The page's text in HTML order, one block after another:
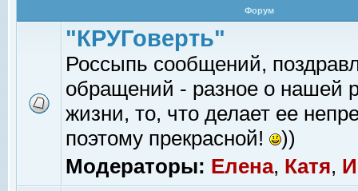
Форум
"КРУГоверть"
Россыпь сообщений,
обращений - разное о нашей
жизни, то, что делает ее
поэтому прекрасной!
))
Модераторы: Елена, Катя,